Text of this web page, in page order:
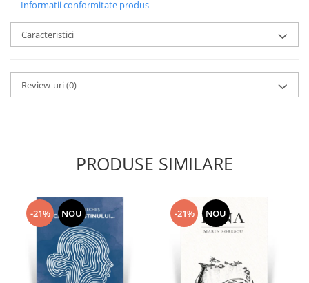
Informatii conformitate produs
Caracteristici
Review-uri(0)
PRODUSE SIMILARE
-21% NOU -21% NOU